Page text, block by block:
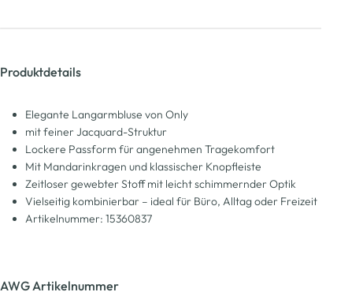
Produktdetails
Elegante Langarmbluse von Only
mit feiner Jacquard-Struktur
Lockere Passform für angenehmen Tragekomfort
Mit Mandarinkragen und klassischer Knopfleiste
Zeitloser gewebter Stoff mit leicht schimmernder Optik
Vielseitig kombinierbar – ideal für Büro, Alltag oder Freizeit
Artikelnummer: 15360837
AWG Artikelnummer